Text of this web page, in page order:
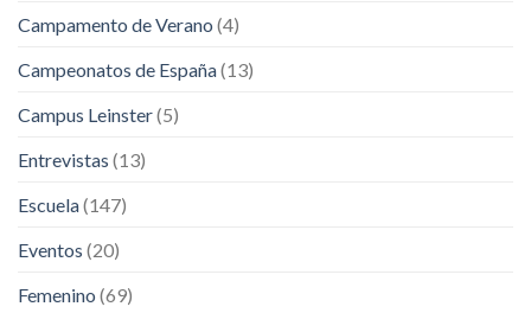
Campamento de Verano (4)
Campeonatos de España(13)
Campus Leinster(5)
Entrevistas (13)
Escuela(147)
Eventos (20)
Femenino (69)